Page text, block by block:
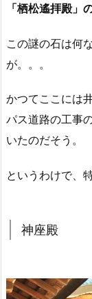
「栖松遙拝殿」
この謎の石は何
が。。。
かつてここには
パス道路の工事
いたのだそう。
というわけで、
神座殿